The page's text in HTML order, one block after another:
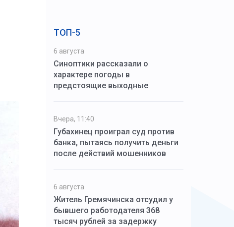
ТОП-5
6 августа
Синоптики рассказали о
характере погоды в
предстоящие выходные
Вчера, 11:40
Губахинец проиграл суд против
банка, пытаясь получить деньги
после действий мошенников
6 августа
Житель Гремячинска отсудил у
бывшего работодателя 368
тысяч рублей за задержку